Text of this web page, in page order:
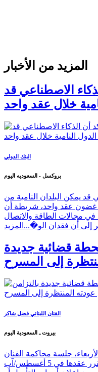
المزيد من الأخبار
الاصطناعي قد
خلال عقد واحد
البنك الدولي
بروكسل - السعوديه اليوم
قد يمكن البلدان النامية من
غضون عقد واحد، شريطة أن
إلى أن فقدان الو�...المزيد
قضائية جديدة
إلى المسرح
الفنان اللبناني فضل شاكر
بيروت ـ السعودية اليوم